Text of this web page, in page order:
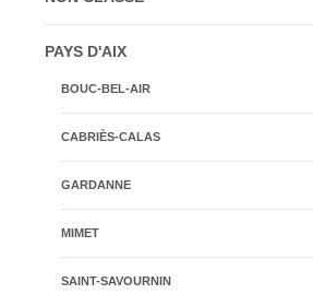
PAYS D'AIX
BOUC-BEL-AIR
CABRIÈS-CALAS
GARDANNE
MIMET
SAINT-SAVOURNIN